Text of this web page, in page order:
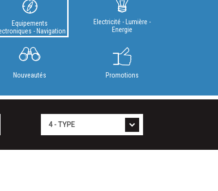
Equipements
- Navigation
Electricité - Lumière -
Energie
Nouveautés Promotions